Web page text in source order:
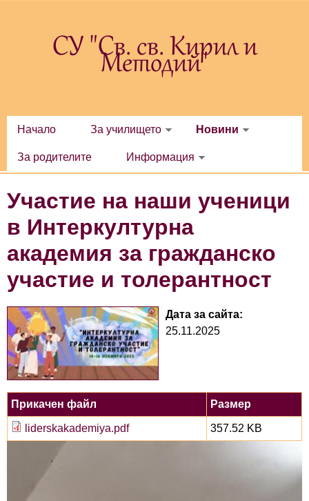
СУ "Св. св. Кирил и
Методий"
Начало За училището Новини
За родителите Информация
Участие на наши ученици
в Интеркултурна
академия за гражданско
участие и толерантност
Дата за сайта:
25.11.2025
Прикачен файл Размер
liderskakademiya.pdf 357.52 KB